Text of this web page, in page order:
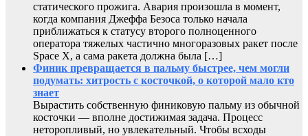
статического прожига. Авария произошла в момент,
когда компания Джеффа Безоса только начала
приближаться к статусу второго полноценного
оператора тяжелых частично многоразовых ракет после
Space X, а сама ракета должна была […]
Финик превращается в пальму быстрее, чем могли
подумать: хитрость с косточкой, о которой мало кто
знает
Вырастить собственную финиковую пальму из обычной
косточки — вполне достижимая задача. Процесс
неторопливый, но увлекательный. Чтобы всходы